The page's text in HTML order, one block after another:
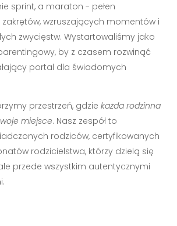
sprint, a maraton - pełen
wzruszających momentów i
zwycięstw. Wystartowaliśmy jako
by z czasem rozwinąć
portal dla świadomych
przestrzeń, gdziekażda rodzinna
miejsce. Nasz zespół to
rodziców, certyfikowanych
rodzicielstwa, którzy dzielą się
przede wszystkim autentycznymi